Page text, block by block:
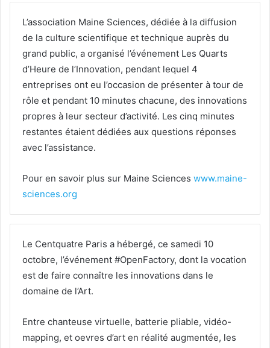
L’association Maine Sciences, dédiée à la diffusion
de la culture scientifique et technique auprès du
grand public, a organisé l’événement Les Quarts
d’Heure de l’Innovation, pendant lequel 4
entreprises ont eu l’occasion de présenter à tour de
rôle et pendant 10 minutes chacune, des innovations
propres à leur secteur d’activité. Les cinq minutes
restantes étaient dédiées aux questions réponses
avec l’assistance.
Pour en savoir plus sur Maine Sciences www.maine-
sciences.org
Le Centquatre Paris a hébergé, ce samedi 10
octobre, l’événement #OpenFactory, dont la vocation
est de faire connaître les innovations dans le
domaine de l’Art.
Entre chanteuse virtuelle, batterie pliable, vidéo-
mapping, et oevres d’art en réalité augmentée, les